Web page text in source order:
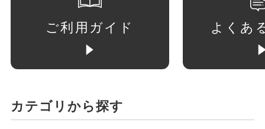
ご利用ガイド よくあ
カテゴリから探す